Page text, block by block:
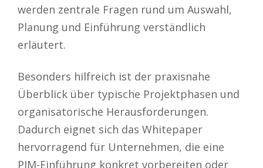
werden zentrale Fragen rund um Auswahl,
Planung und Einführung verständlich
erläutert.
Besonders hilfreich ist der praxisnahe
Überblick über typische Projektphasen und
organisatorische Herausforderungen.
Dadurch eignet sich das Whitepaper
hervorragend für Unternehmen, die eine
PIM-Einführung konkret vorbereiten oder